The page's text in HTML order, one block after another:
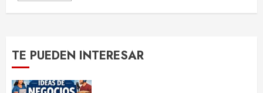
TE PUEDEN INTERESAR